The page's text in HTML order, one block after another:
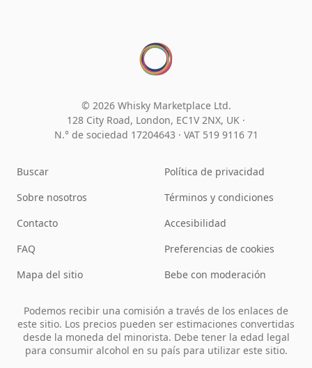
© 2026 Whisky Marketplace Ltd.
128 City Road, London, EC1V 2NX, UK ·
N.° de sociedad 17204643 · VAT 519 9116 71
Buscar
Sobre nosotros
Contacto
FAQ
Mapa del sitio
Política de privacidad
Términos y condiciones
Accesibilidad
Preferencias de cookies
Bebe con moderación
Podemos recibir una comisión a través de los enlaces de
este sitio. Los precios pueden ser estimaciones convertidas
desde la moneda del minorista. Debe tener la edad legal
para consumir alcohol en su país para utilizar este sitio.